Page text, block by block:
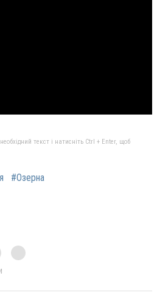
текст і натисніть Ctrl + Enter, щоб
#Озерна